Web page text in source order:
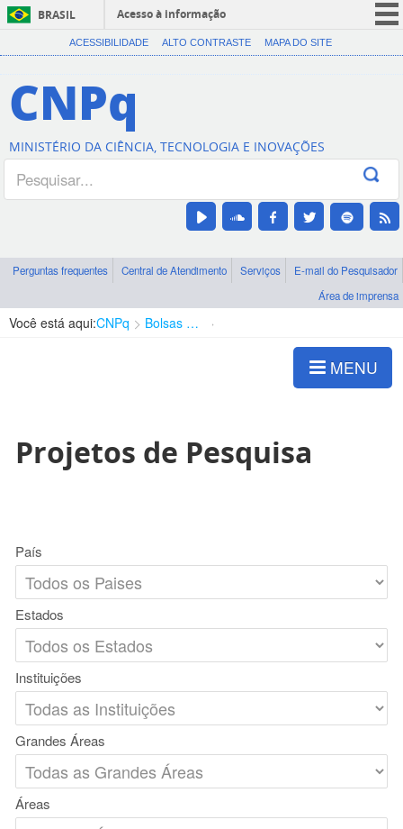
BRASIL
Acesso à informação
CORONAVÍRUS (COVID-19)
Canais
ACESSIBILIDADE ALTO CONTRASTE MAPA DO SITE
CNPq
MINISTÉRIO DA CIÊNCIA, TECNOLOGIA E INOVAÇÕES
Perguntas frequentes Central de Atendimento Serviços
E-mail do Pesquisador
Área de imprensa
Você está aqui:CNPq Bolsas e Auxílios Vigentes
MENU
Projetos de Pesquisa
País
Estados
Instituições
Grandes Áreas
Áreas